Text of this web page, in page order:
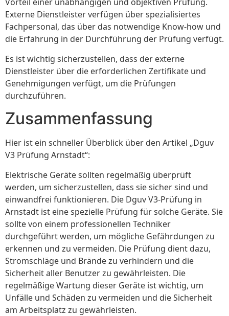
Vorteil einer unabhängigen und objektiven Prüfung.
Externe Dienstleister verfügen über spezialisiertes
Fachpersonal, das über das notwendige Know-how und
die Erfahrung in der Durchführung der Prüfung verfügt.
Es ist wichtig sicherzustellen, dass der externe
Dienstleister über die erforderlichen Zertifikate und
Genehmigungen verfügt, um die Prüfungen
durchzuführen.
Zusammenfassung
Hier ist ein schneller Überblick über den Artikel „Dguv
V3 Prüfung Arnstadt“:
Elektrische Geräte sollten regelmäßig überprüft
werden, um sicherzustellen, dass sie sicher sind und
einwandfrei funktionieren. Die Dguv V3-Prüfung in
Arnstadt ist eine spezielle Prüfung für solche Geräte. Sie
sollte von einem professionellen Techniker
durchgeführt werden, um mögliche Gefährdungen zu
erkennen und zu vermeiden. Die Prüfung dient dazu,
Stromschläge und Brände zu verhindern und die
Sicherheit aller Benutzer zu gewährleisten. Die
regelmäßige Wartung dieser Geräte ist wichtig, um
Unfälle und Schäden zu vermeiden und die Sicherheit
am Arbeitsplatz zu gewährleisten.